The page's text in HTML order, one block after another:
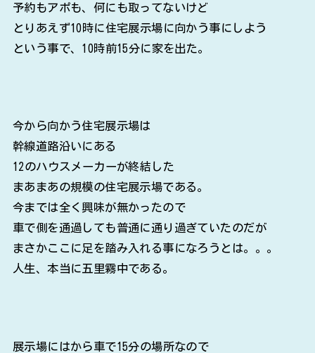
予約もアポも、何にも取ってないけど
とりあえず10時に住宅展示場に向かう事にしよう
という事で、10時前15分に家を出た。
今から向かう住宅展示場は
幹線道路沿いにある
12のハウスメーカーが終結した
まあまあの規模の住宅展示場である。
今までは全く興味が無かったので
車で側を通過しても普通に通り過ぎていたのだが
まさかここに足を踏み入れる事になろうとは。。。
人生、本当に五里霧中である。
展示場にはから車で15分の場所なので